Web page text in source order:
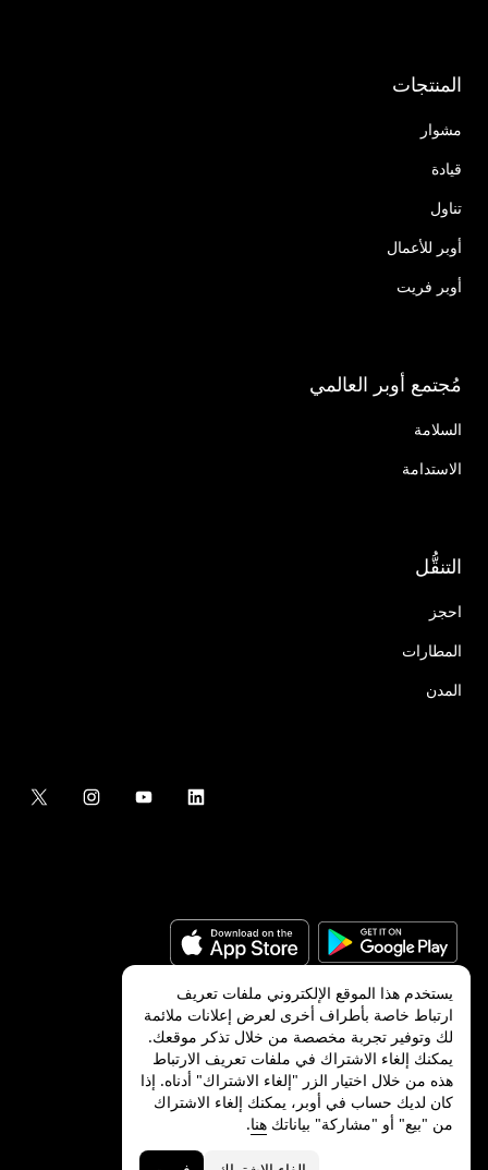
المنتجات
مشوار
قيادة
تناول
أوبر للأعمال
أوبر فريت
مُجتمع أوبر العالمي
السلامة
الاستدامة
التنقُّل
احجز
المطارات
المدن
©
2026شركة Uber Technologies, Inc.‎
ميزات ذوي الاحتياجات الخاصةالشروط
يستخدم هذا الموقع الإلكتروني ملفات تعريف
ارتباط خاصة بأطراف أخرى لعرض إعلانات ملائمة
لك وتوفير تجربة مخصصة من خلال تذكر موقعك.
يمكنك إلغاء الاشتراك في ملفات تعريف الارتباط
هذه من خلال اختيار الزر "إلغاء الاشتراك" أدناه. إذا
كان لديك حساب في أوبر، يمكنك إلغاء الاشتراك
من "بيع" أو "مشاركة" بياناتك هنا.